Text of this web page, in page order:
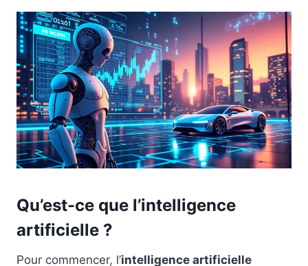
Qu’est-ce que l’intelligence
artificielle ?
Pour commencer, l’intelligence artificielle